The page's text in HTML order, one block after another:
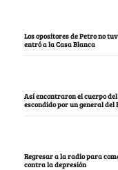
Los opositores de Petro no
entró a la Casa Blanca
Así encontraron el cuerpo
escondido por un general del
Regresar a la radio para
contra la depresión